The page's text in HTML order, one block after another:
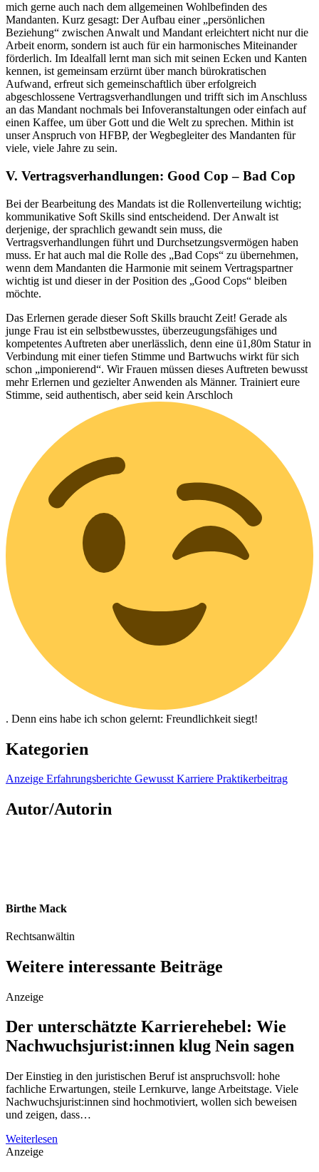
mich gerne auch nach dem allgemeinen Wohlbefinden des
Mandanten. Kurz gesagt: Der Aufbau einer „persönlichen
Beziehung“ zwischen Anwalt und Mandant erleichtert nicht nur die
Arbeit enorm, sondern ist auch für ein harmonisches Miteinander
förderlich. Im Idealfall lernt man sich mit seinen Ecken und Kanten
kennen, ist gemeinsam erzürnt über manch bürokratischen
Aufwand, erfreut sich gemeinschaftlich über erfolgreich
abgeschlossene Vertragsverhandlungen und trifft sich im Anschluss
an das Mandant nochmals bei Infoveranstaltungen oder einfach auf
einen Kaffee, um über Gott und die Welt zu sprechen. Mithin ist
unser Anspruch von HFBP, der Wegbegleiter des Mandanten für
viele, viele Jahre zu sein.
V. Vertragsverhandlungen: Good Cop – Bad Cop
Bei der Bearbeitung des Mandats ist die Rollenverteilung wichtig;
kommunikative Soft Skills sind entscheidend. Der Anwalt ist
derjenige, der sprachlich gewandt sein muss, die
Vertragsverhandlungen führt und Durchsetzungsvermögen haben
muss. Er hat auch mal die Rolle des „Bad Cops“ zu übernehmen,
wenn dem Mandanten die Harmonie mit seinem Vertragspartner
wichtig ist und dieser in der Position des „Good Cops“ bleiben
möchte.
Das Erlernen gerade dieser Soft Skills braucht Zeit! Gerade als
junge Frau ist ein selbstbewusstes, überzeugungsfähiges und
kompetentes Auftreten aber unerlässlich, denn eine ü1,80m Statur in
Verbindung mit einer tiefen Stimme und Bartwuchs wirkt für sich
schon „imponierend“. Wir Frauen müssen dieses Auftreten bewusst
mehr Erlernen und gezielter Anwenden als Männer. Trainiert eure
Stimme, seid authentisch, aber seid kein Arschloch
. Denn eins habe ich schon gelernt: Freundlichkeit siegt!
Kategorien
Anzeige Erfahrungsberichte GewusstKarriere Praktikerbeitrag
Autor/Autorin
Birthe Mack
Rechtsanwältin
Weitere interessante Beiträge
Anzeige
Der unterschätzte Karrierehebel: Wie
Nachwuchsjurist:innen klug Nein sagen
Der Einstieg in den juristischen Beruf ist anspruchsvoll: hohe
fachliche Erwartungen, steile Lernkurve, lange Arbeitstage. Viele
Nachwuchsjurist:innen sind hochmotiviert, wollen sich beweisen
und zeigen, dass…
Weiterlesen
Anzeige